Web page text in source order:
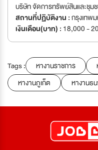
บริษัท จัดการทรัพย์สินและชุม
สถานที่ปฏิบัติงาน :กรุงเทพ
เงินเดือน(บาท) : 18,000 -
Tags : หางานราชการ
หางานภูเก็ต
หางานธ